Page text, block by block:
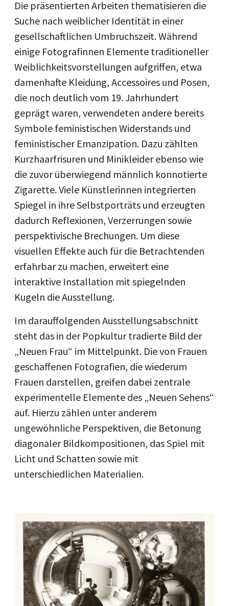
Die präsentierten Arbeiten thematisieren die
Suche nach weiblicher Identität in einer
gesellschaftlichen Umbruchszeit. Während
einige Fotografinnen Elemente traditioneller
Weiblichkeitsvorstellungen aufgriffen, etwa
damenhafte Kleidung, Accessoires und Posen,
die noch deutlich vom 19. Jahrhundert
geprägt waren, verwendeten andere bereits
Symbole feministischen Widerstands und
feministischer Emanzipation. Dazu zählten
Kurzhaarfrisuren und Minikleider ebenso wie
die zuvor überwiegend männlich konnotierte
Zigarette. Viele Künstlerinnen integrierten
Spiegel in ihre Selbstporträts und erzeugten
dadurch Reflexionen, Verzerrungen sowie
perspektivische Brechungen. Um diese
visuellen Effekte auch für die Betrachtenden
erfahrbar zu machen, erweitert eine
interaktive Installation mit spiegelnden
Kugeln die Ausstellung.
Im darauffolgenden Ausstellungsabschnitt
steht das in der Popkultur tradierte Bild der
„Neuen Frau“ im Mittelpunkt. Die von Frauen
geschaffenen Fotografien, die wiederum
Frauen darstellen, greifen dabei zentrale
experimentelle Elemente des „Neuen Sehens“
auf. Hierzu zählen unter anderem
ungewöhnliche Perspektiven, die Betonung
diagonaler Bildkompositionen, das Spiel mit
Licht und Schatten sowie mit
unterschiedlichen Materialien.
Image